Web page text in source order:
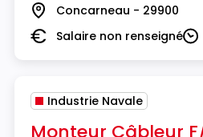
Lieu Concarneau - 29900
SalaireSalaire non renseigné
Industrie Navale
Monteur Câbleur